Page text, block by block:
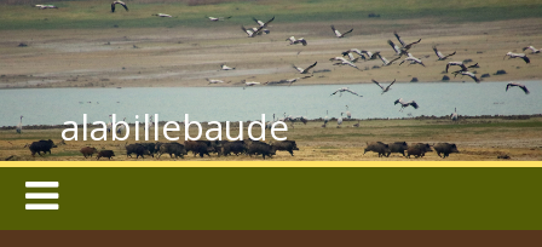
alabillebaude